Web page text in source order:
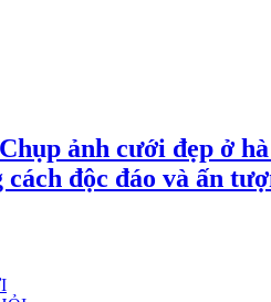
Chụp ảnh cưới đẹp ở
độc đáo và ấn